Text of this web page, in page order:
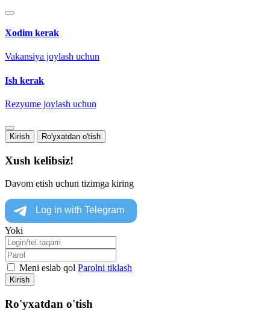
Xodim kerak
Vakansiya joylash uchun
Ish kerak
Rezyume joylash uchun
Kirish Ro'yxatdan o'tish
Xush kelibsiz!
Davom etish uchun tizimga kiring
Yoki
Meni eslab qol Parolni tiklash
Kirish
Ro'yxatdan o'tish